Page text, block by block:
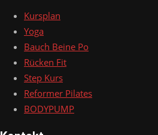
Kursplan
Yoga
Bauch Beine Po
Rücken Fit
Step Kurs
Reformer Pilates
BODYPUMP